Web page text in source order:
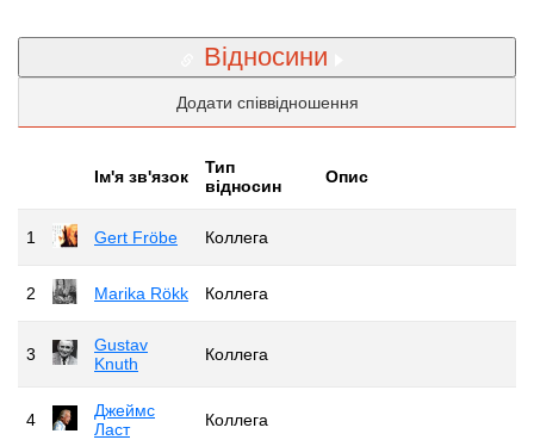
Відносини
Додати співвідношення
Iм'я зв'язок
Тип
відносин
Опис
1 Gert Fröbe Коллега
2 Marika Rökk Коллега
3
Gustav
Knuth
Коллега
4
Джеймс
Ласт
Коллега